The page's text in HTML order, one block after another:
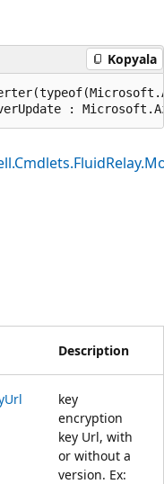
Kopyala
:
Description
key
encryption
key Url, with
or without a
version. Ex: